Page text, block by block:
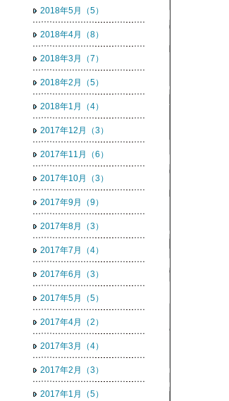
2018年5月（5）
2018年4月（8）
2018年3月（7）
2018年2月（5）
2018年1月（4）
2017年12月（3）
2017年11月（6）
2017年10月（3）
2017年9月（9）
2017年8月（3）
2017年7月（4）
2017年6月（3）
2017年5月（5）
2017年4月（2）
2017年3月（4）
2017年2月（3）
2017年1月（5）